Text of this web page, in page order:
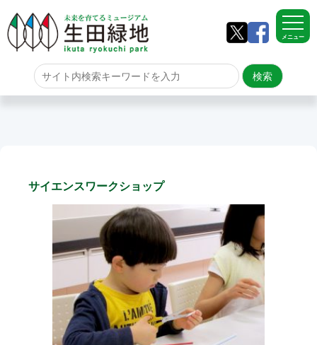
メニュー
ホーム
生田緑地について
園内のご案内
園内のご案内
生田緑地の樹木ごよみ
学校団体の雨天時の昼食場所
イベント情報
フード＆カフェ
サイエンスワークショップ